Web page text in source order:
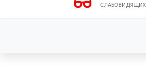
СЛАБОВИДЯЩИХ